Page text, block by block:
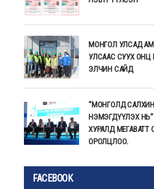
МОНГОЛ УЛСАД
УЛСААС СУУХ ОНЦ
ЭЛЧИН САЙД
“МОНГОЛД
НЭМЭГДҮҮЛЭХ
ХУРАЛД МЕГАВАТТ
ОРОЛЦЛОО.
FACEBOOK